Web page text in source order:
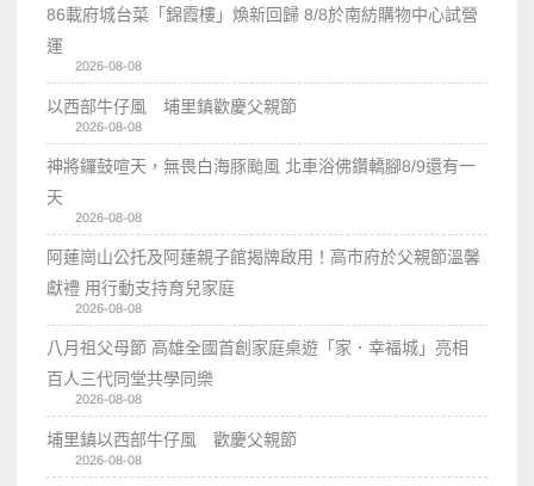
86載府城台菜「錦霞樓」煥新回歸 8/8於南紡購物中心試營
運
2026-08-08
以西部牛仔風 埔里鎮歡慶父親節
2026-08-08
神將鑼鼓喧天，無畏白海豚颱風 北車浴佛鑽轎腳8/9還有一
天
2026-08-08
阿蓮崗山公托及阿蓮親子館揭牌啟用！高市府於父親節溫馨
獻禮 用行動支持育兒家庭
2026-08-08
八月祖父母節 高雄全國首創家庭桌遊「家．幸福城」亮相
百人三代同堂共學同樂
2026-08-08
埔里鎮以西部牛仔風 歡慶父親節
2026-08-08